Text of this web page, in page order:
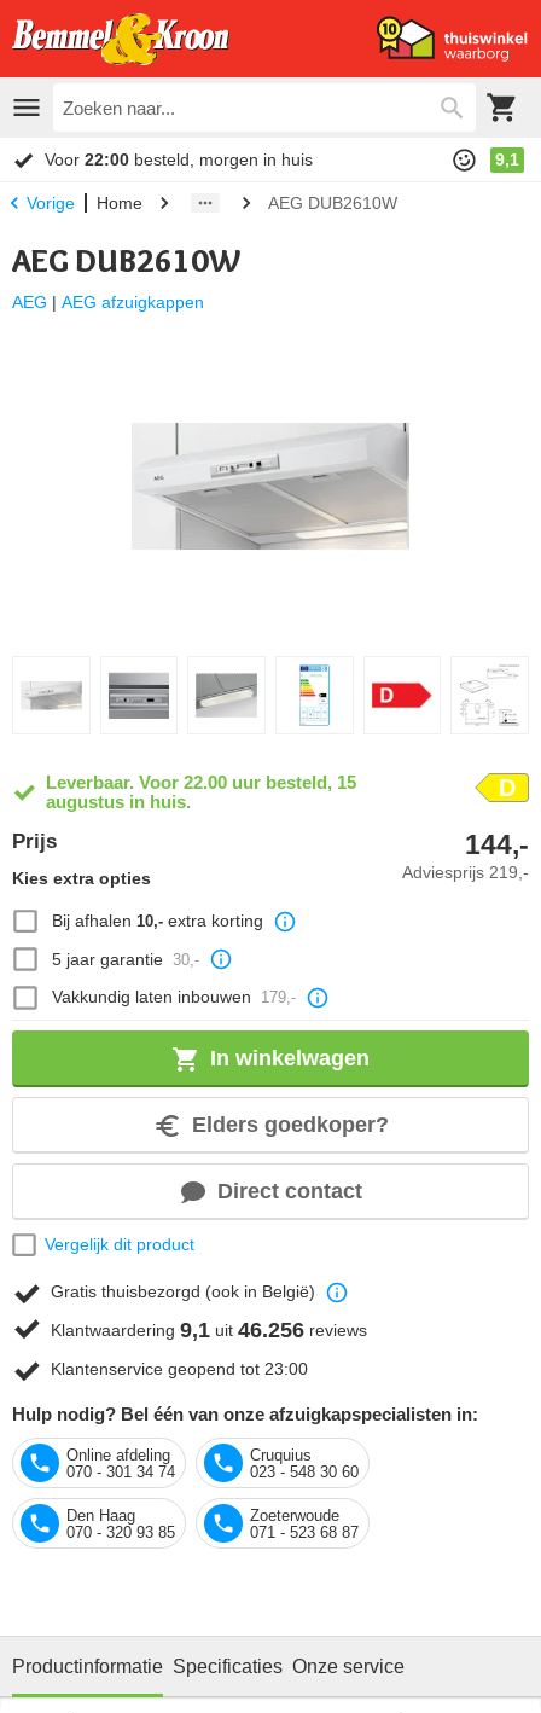
Voor 22:00 besteld, morgen in huis 9,1
Vorige Home AEG DUB2610W
AEG DUB2610W
AEG | AEG afzuigkappen
Leverbaar. Voor 22.00 uur besteld, 15
augustus in huis.
D
Prijs
Adviesprijs 219,-
144,-
Kies extra opties
Bij afhalen 10,-extra korting
5 jaar garantie
30,-
Vakkundig laten inbouwen 179,-
In winkelwagen
Elders goedkoper?
Direct contact
Vergelijk dit product
Gratis thuisbezorgd (ook in België)
Klantwaardering 9,1 uit 46.256 reviews
Klantenservice geopend tot 23:00
Hulp nodig? Bel één van onze afzuigkapspecialisten in:
Online afdeling
070 - 301 34 74
Cruquius
023 - 548 30 60
Den Haag
070 - 320 93 85
Zoeterwoude
071 - 523 68 87
Productinformatie Specificaties Onze service